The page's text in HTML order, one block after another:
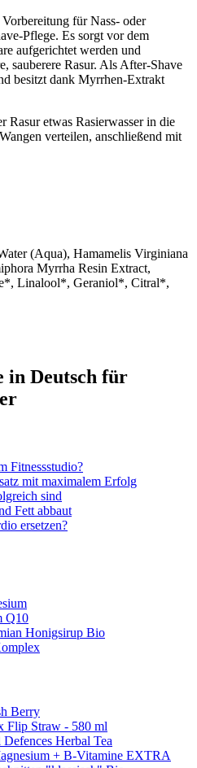
für Nass- oder
Pflege. Es sorgt vor dem
aufgerichtet werden und
sauberere Rasur. Als After-Shave
besitzt dank Myrrhen-Extrakt
Rasur etwas Rasierwasser in die
verteilen, anschließend mit
(Aqua), Hamamelis Virginiana
Myrrha Resin Extract,
Linalool*, Geraniol*, Citral*,
in Deutsch für
Fitnessstudio?
mit maximalem Erfolg
sind
Fett abbaut
ersetzen?
Q10
Honigsirup Bio
Berry
Flip Straw - 580 ml
Herbal Tea
+ B-Vitamine EXTRA